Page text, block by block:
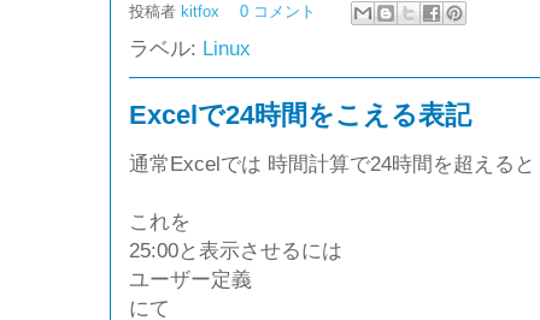
投稿者 kitfox 0 コメント
ラベル: Linux
Excelで24時間をこえる表記
通常Excelでは 時間計算で24時間を超える
これを
25:00と表示させるには
ユーザー定義
にて